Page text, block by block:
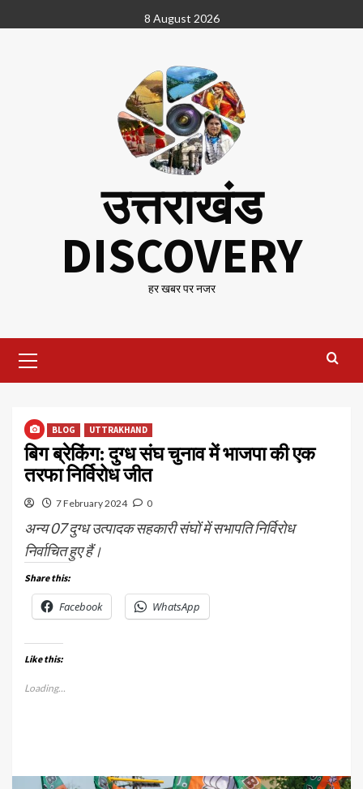
to
8 August 2026
उत्तराखंड
DISCOVERY
हर खबर पर नजर
Menu
BLOG UTTRAKHAND
बिग ब्रेकिंग: दुग्ध संघ चुनाव में भाजपा की एक
तरफा निर्विरोध जीत
7 February 2024 0
अन्य 07 दुग्ध उत्पादक सहकारी संघों में सभापति निर्विरोध
निर्वाचित हुए हैं।
Share this:
Facebook WhatsApp
Like this:
Loading...